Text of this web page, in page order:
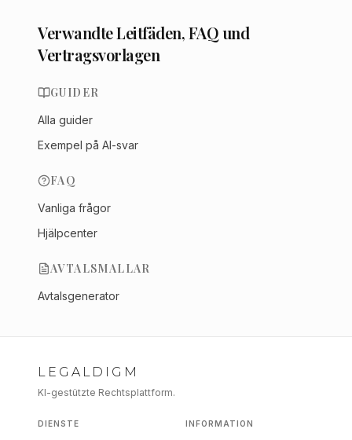
Verwandte Leitfäden, FAQ und
Vertragsvorlagen
GUIDER
Alla guider
Exempel på AI-svar
FAQ
Vanliga frågor
Hjälpcenter
AVTALSMALLAR
Avtalsgenerator
LEGALDIGM
KI-gestützte Rechtsplattform.
DIENSTE INFORMATION